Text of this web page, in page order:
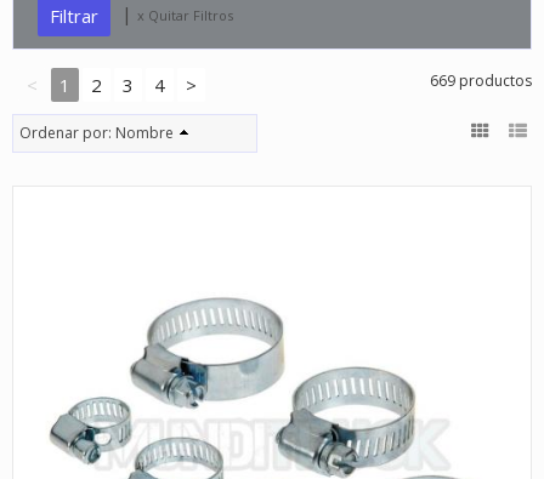
| x Quitar Filtros
< 1 2 3 4 > 669 productos
Ordenar por: Nombre